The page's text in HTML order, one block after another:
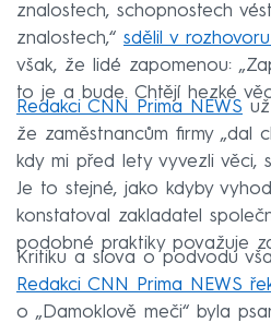
znalostech, schopnostech
znalostech,“ sdělil v
však, že lidé zapomenou:
to je a bude. Chtějí hezké
Redakci CNN Prima NEWS
že zaměstnancům firmy „dal
kdy mi před lety vyvezli věci,
Je to stejné, jako kdyby
konstatoval zakladatel
podobné praktiky považuje
Kritiku a slova o podvodu
Redakci CNN Prima NEWS
o „Damoklově meči“ byla